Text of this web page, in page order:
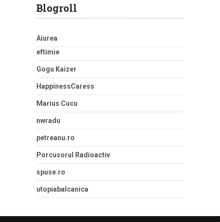
Blogroll
Aiurea
eftimie
Gogu Kaizer
HappinessCaress
Marius Cucu
nwradu
petreanu.ro
Porcusorul Radioactiv
spuse.ro
utopiabalcanica